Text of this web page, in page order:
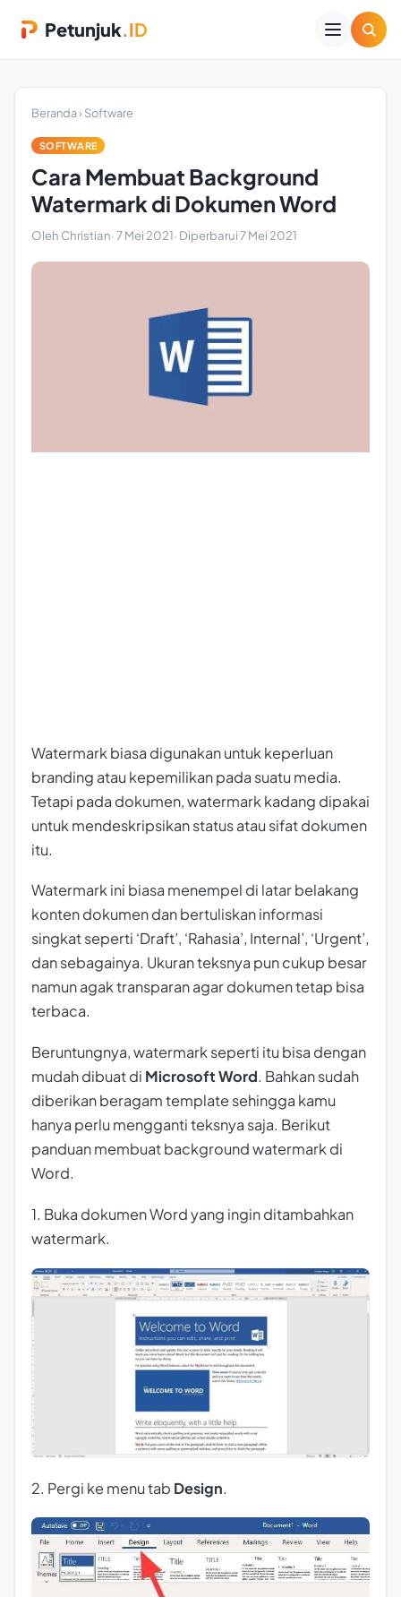
Petunjuk.ID
Beranda›Software
SOFTWARE
Cara Membuat Background
Watermark di Dokumen Word
Oleh Christian·7 Mei 2021· Diperbarui7 Mei 2021
Watermark biasa digunakan untuk keperluan
branding atau kepemilikan pada suatu media.
Tetapi pada dokumen, watermark kadang dipakai
untuk mendeskripsikan status atau sifat dokumen
itu.
Watermark ini biasa menempel di latar belakang
konten dokumen dan bertuliskan informasi
singkat seperti ‘Draft’, ‘Rahasia’, Internal’, ‘Urgent’,
dan sebagainya. Ukuran teksnya pun cukup besar
namun agak transparan agar dokumen tetap bisa
terbaca.
Beruntungnya, watermark seperti itu bisa dengan
mudah dibuat di Microsoft Word. Bahkan sudah
diberikan beragam template sehingga kamu
hanya perlu mengganti teksnya saja. Berikut
panduan membuat background watermark di
Word.
1. Buka dokumen Word yang ingin ditambahkan
watermark.
2. Pergi ke menu tab Design.